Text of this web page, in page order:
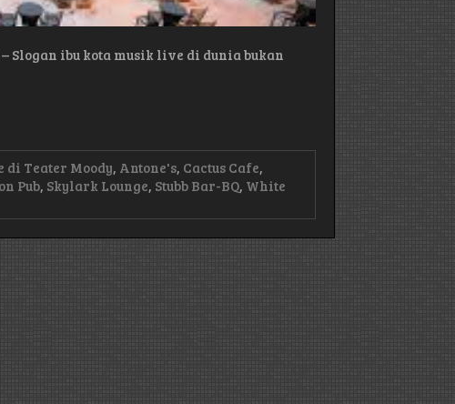
Slogan ibu kota musik live di dunia bukan
di Teater Moody, Antone's, Cactus Cafe,
Pub, Skylark Lounge, Stubb Bar-BQ, White